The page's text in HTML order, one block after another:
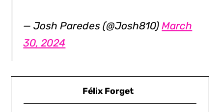
— Josh Paredes (@Josh810)March
30, 2024
Félix Forget